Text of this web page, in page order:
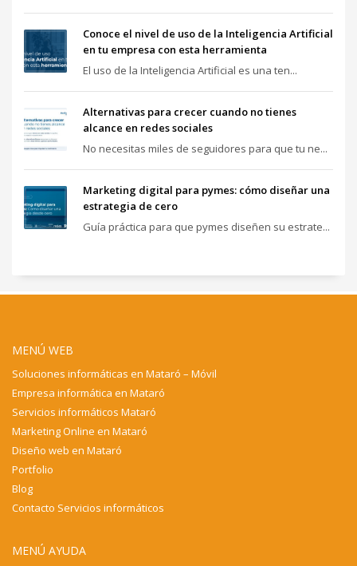
Conoce el nivel de uso de la Inteligencia Artificial
en tu empresa con esta herramienta
El uso de la Inteligencia Artificial es una ten...
Alternativas para crecer cuando no tienes
alcance en redes sociales
No necesitas miles de seguidores para que tu ne...
Marketing digital para pymes: cómo diseñar una
estrategia de cero
Guía práctica para que pymes diseñen su estrate...
MENÚ WEB
Soluciones informáticas en Mataró – Móvil
Empresa informática en Mataró
Servicios informáticos Mataró
Marketing Online en Mataró
Diseño web en Mataró
Portfolio
Blog
Contacto Servicios informáticos
MENÚ AYUDA